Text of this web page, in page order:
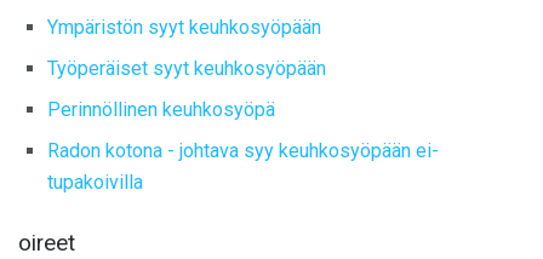
Ympäristön syyt keuhkosyöpään
Työperäiset syyt keuhkosyöpään
Perinnöllinen keuhkosyöpä
Radon kotona - johtava syy keuhkosyöpään ei-
tupakoivilla
oireet